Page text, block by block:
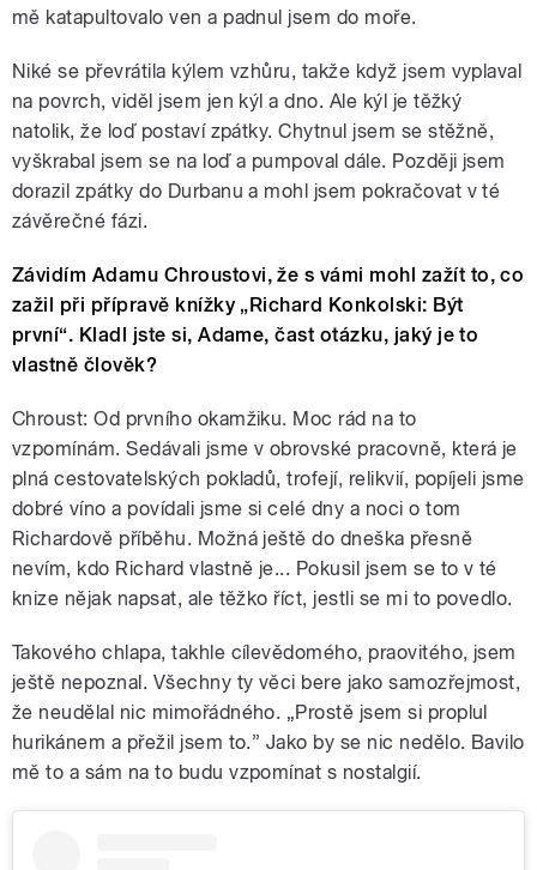
mě katapultovalo ven a padnul jsem do moře.
Niké se převrátila kýlem vzhůru, takže když jsem vyplaval
na povrch, viděl jsem jen kýl a dno. Ale kýl je těžký
natolik, že loď postaví zpátky. Chytnul jsem se stěžně,
vyškrabal jsem se na loď a pumpoval dále. Později jsem
dorazil zpátky do Durbanu a mohl jsem pokračovat v té
závěrečné fázi.
Závidím Adamu Chroustovi, že s vámi mohl zažít to, co
zažil při přípravě knížky „Richard Konkolski: Být
první“. Kladl jste si, Adame, čast otázku, jaký je to
vlastně člověk?
Chroust: Od prvního okamžiku. Moc rád na to
vzpomínám. Sedávali jsme v obrovské pracovně, která je
plná cestovatelských pokladů, trofejí, relikvií, popíjeli jsme
dobré víno a povídali jsme si celé dny a noci o tom
Richardově příběhu. Možná ještě do dneška přesně
nevím, kdo Richard vlastně je... Pokusil jsem se to v té
knize nějak napsat, ale těžko říct, jestli se mi to povedlo.
Takového chlapa, takhle cílevědomého, praovitého, jsem
ještě nepoznal. Všechny ty věci bere jako samozřejmost,
že neudělal nic mimořádného. „Prostě jsem si proplul
hurikánem a přežil jsem to.” Jako by se nic nedělo. Bavilo
mě to a sám na to budu vzpomínat s nostalgií.